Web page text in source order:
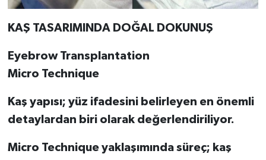
KAŞ TASARIMINDA DOĞAL DOKUNUŞ
Eyebrow Transplantation
Micro Technique
Kaş yapısı; yüz ifadesini belirleyen en önemli
detaylardan biri olarak değerlendiriliyor.
Micro Technique yaklaşımında süreç; kaş